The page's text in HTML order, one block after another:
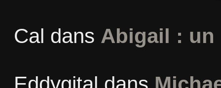
Cal dans Abigail : un